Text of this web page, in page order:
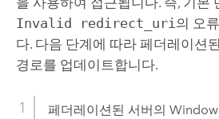
Invalid redirect_uri의 오
다. 다음 단계에 따라 페더레이션
경로를 업데이트합니다.
페더레이션된 서버의